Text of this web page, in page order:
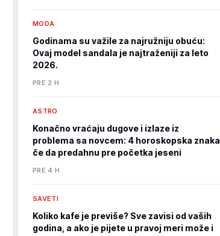
MODA
Godinama su važile za najružniju obuću:
Ovaj model sandala je najtraženiji za leto
2026.
PRE 2 H
ASTRO
Konačno vraćaju dugove i izlaze iz
problema sa novcem: 4 horoskopska znaka
če da predahnu pre početka jeseni
PRE 4 H
SAVETI
Koliko kafe je previše? Sve zavisi od vaših
godina, a ako je pijete u pravoj meri može i